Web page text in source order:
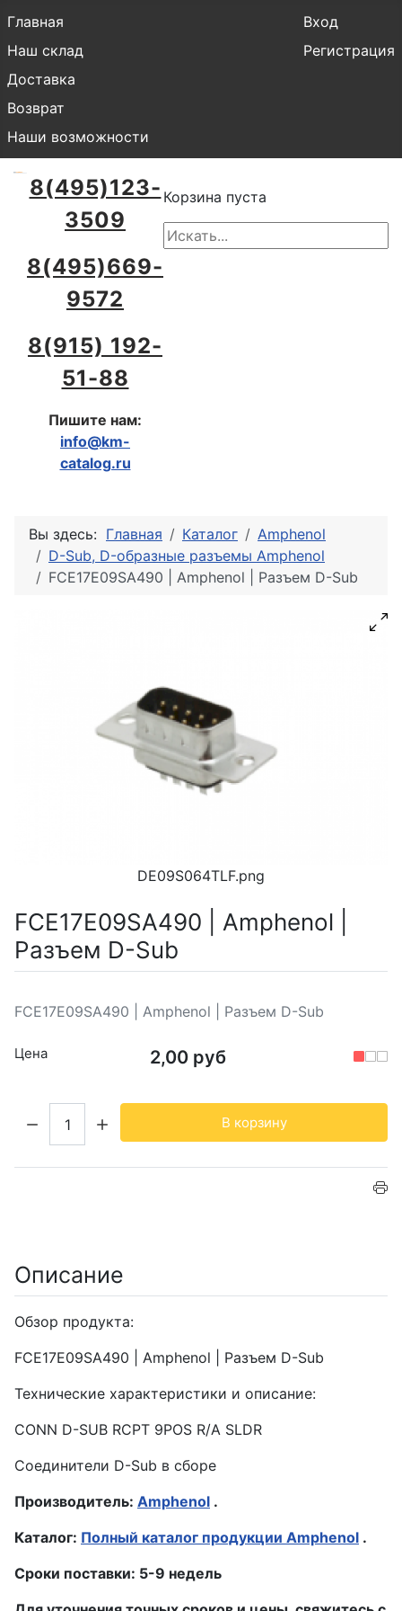
Главная
Наш склад
Доставка
Возврат
Наши возможности
Вход
Регистрация
8(495)123-
3509
8(495)669-
9572
8(915) 192-
51-88
Пишите нам:
info@km-
catalog.ru
Корзина пуста
Вы здесь: Главная Каталог
Amphenol
D-Sub, D-образные разъемы Amphenol
FCE17E09SA490 | Amphenol | Разъем D-Sub
DE09S064TLF.png
FCE17E09SA490 | Amphenol |
Разъем D-Sub
FCE17E09SA490 | Amphenol | Разъем D-Sub
Цена 2,00 руб
В корзину
Описание
Обзор продукта:
FCE17E09SA490 | Amphenol | Разъем D-Sub
Технические характеристики и описание:
CONN D-SUB RCPT 9POS R/A SLDR
Соединители D-Sub в сборе
Производитель: Amphenol .
Каталог: Полный каталог продукции Amphenol .
Сроки поставки: 5-9 недель